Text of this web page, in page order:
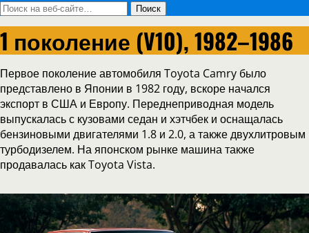
1 поколение (V10), 1982–1986
Первое поколение автомобиля Toyota Camry было
представлено в Японии в 1982 году, вскоре начался
экспорт в США и Европу. Переднеприводная модель
выпускалась с кузовами седан и хэтчбек и оснащалась
бензиновыми двигателями 1.8 и 2.0, а также двухлитровым
турбодизелем. На японском рынке машина также
продавалась как Toyota Vista.